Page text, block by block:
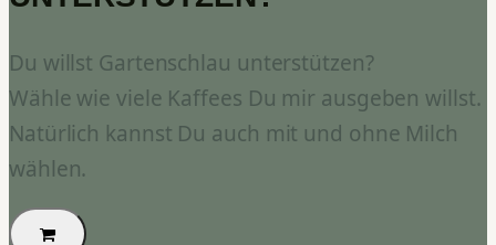
Du willst Gartenschlau unterstützen?
Wähle wie viele Kaffees Du mir ausgeben willst.
Natürlich kannst Du auch mit und ohne Milch
wählen.